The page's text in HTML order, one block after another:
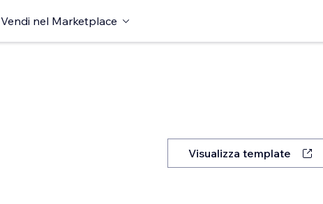
Vendi nel Marketplace
Visualizza template